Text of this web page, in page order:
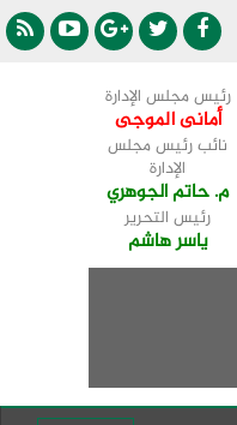
رئيس مجلس الإدارة
أمانى الموجى
نائب رئيس مجلس
الإدارة
م. حاتم الجوهري
رئيس التحرير
ياسر هاشم